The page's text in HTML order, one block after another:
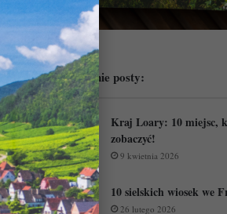
Przeczytaj ostatnie posty:
Kraj Loary: 10 miejsc,
zobaczyć!
9 kwietnia 2026
10 sielskich wiosek we
26 lutego 2026